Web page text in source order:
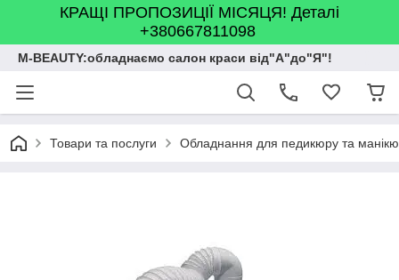
КРАЩІ ПРОПОЗИЦІЇ МІСЯЦЯ! Деталі
+380667811098
M-BEAUTY:обладнаємо салон краси від"А"до"Я"!
Товари та послуги Обладнання для педикюру та